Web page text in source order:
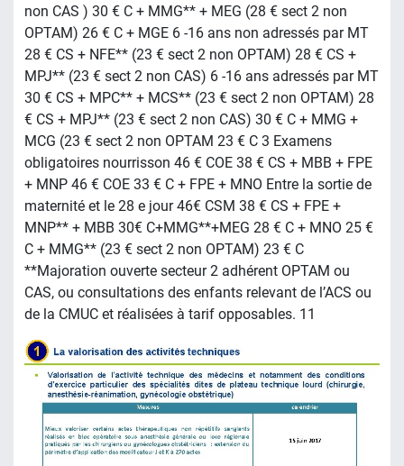
non CAS ) 30 € C + MMG** + MEG (28 € sect 2 non
OPTAM) 26 € C + MGE 6 -16 ans non adressés par MT
28 € CS + NFE** (23 € sect 2 non OPTAM) 28 € CS +
MPJ** (23 € sect 2 non CAS) 6 -16 ans adressés par MT
30 € CS + MPC** + MCS** (23 € sect 2 non OPTAM) 28
€ CS + MPJ** (23 € sect 2 non CAS) 30 € C + MMG +
MCG (23 € sect 2 non OPTAM 23 € C 3 Examens
obligatoires nourrisson 46 € COE 38 € CS + MBB + FPE
+ MNP 46 € COE 33 € C + FPE + MNO Entre la sortie de
maternité et le 28 e jour 46€ CSM 38 € CS + FPE +
MNP** + MBB 30€ C+MMG**+MEG 28 € C + MNO 25 €
C + MMG** (23 € sect 2 non OPTAM) 23 € C
**Majoration ouverte secteur 2 adhérent OPTAM ou
CAS, ou consultations des enfants relevant de l’ACS ou
de la CMUC et réalisées à tarif opposables. 11